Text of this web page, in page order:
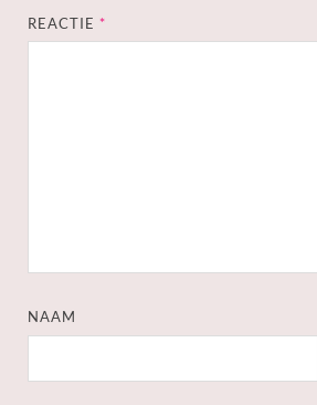
REACTIE*
NAAM